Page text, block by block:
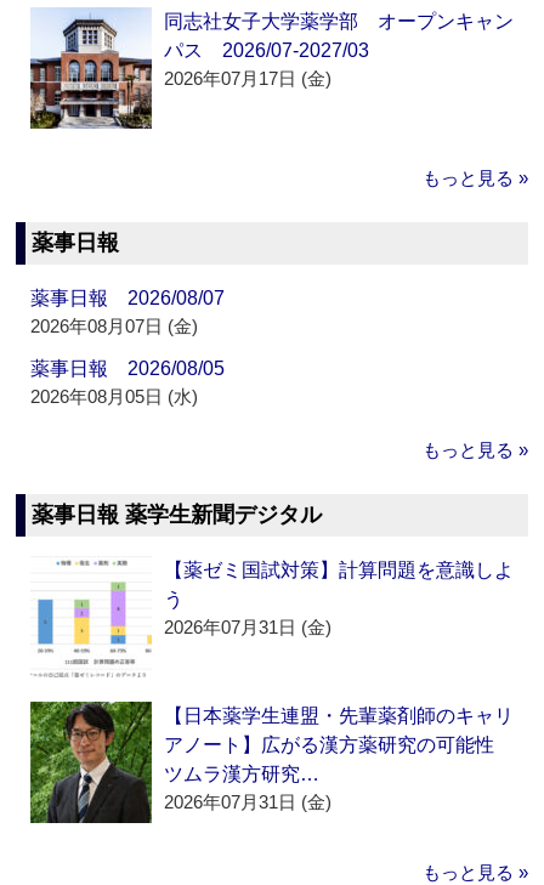
同志社女子大学薬学部 オープンキャン
パス 2026/07-2027/03
2026年07月17日 (金)
もっと見る »
薬事日報
薬事日報 2026/08/07
2026年08月07日 (金)
薬事日報 2026/08/05
2026年08月05日 (水)
もっと見る »
薬事日報 薬学生新聞デジタル
【薬ゼミ国試対策】計算問題を意識しよ
う
2026年07月31日 (金)
【日本薬学生連盟・先輩薬剤師のキャリ
アノート】広がる漢方薬研究の可能性
ツムラ漢方研究…
2026年07月31日 (金)
もっと見る »